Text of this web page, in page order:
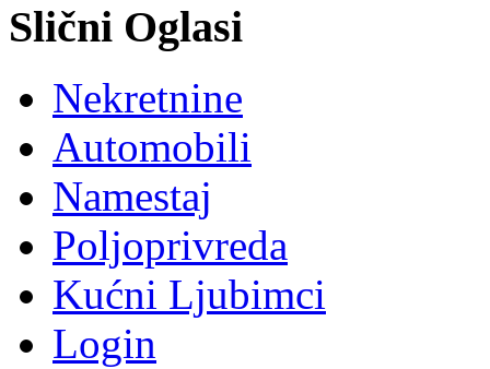
Slični Oglasi
Nekretnine
Automobili
Namestaj
Poljoprivreda
Kućni Ljubimci
Login